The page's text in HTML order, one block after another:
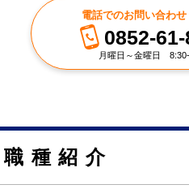
電話でのお問い合わ
0852-
月曜日～金曜日
職種紹介